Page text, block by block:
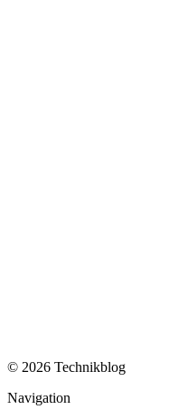
© 2026 Technikblog
Navigation